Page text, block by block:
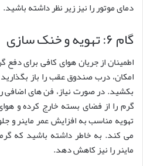
دمای موتور را نیز زیر نظر داشته باشید.
گام ۶: تهویه و خنک سازی
اطمینان از جریان هوای کافی برای
امکان، درب صندوق عقب را باز
بکشید. در صورت نیاز، فن های اضافی
گرم را از فضای بسته خارج کرده و
تهویه مناسب به افزایش عمر ماینر
می کند. به خاطر داشته باشید که
ماینر را نیز کاهش دهد.